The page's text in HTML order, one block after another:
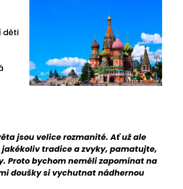
děti
jsou velice rozmanité. Ať už ale
tradice a zvyky, pamatujte,
Proto bychom neměli zapomínat na
doušky si vychutnat nádhernou